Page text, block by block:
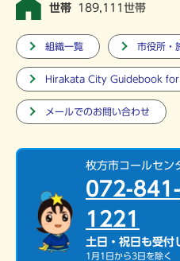
世帯 189,111世帯
組織一覧 市役所・
Hirakata City Guidebook
メールでのお問い合わせ
枚方市コールセン
072-841-
1221
土日・祝日も受付
1月1日から3日を除く